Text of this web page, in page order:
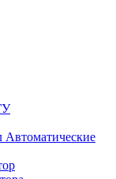
Автоматические